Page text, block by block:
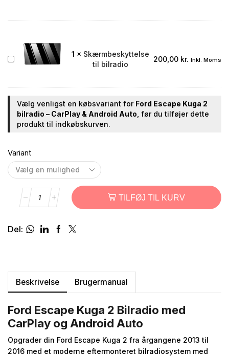
Skærmbeskyttelse
1 × Skærmbeskyttelse
til bilradio
200,00 kr. Inkl. Moms
Vælg venligst en købsvariant for Ford Escape Kuga 2
bilradio – CarPlay & Android Auto , før du tilføjer dette
produkt til indkøbskurven.
Variant
TILFØJ TIL KURV
Del:
Beskrivelse Brugermanual
Ford Escape Kuga 2 Bilradio med
CarPlay og Android Auto
Opgrader din Ford Escape Kuga 2 fra årgangene 2013 til
2016 med et moderne eftermonteret bilradiosystem med